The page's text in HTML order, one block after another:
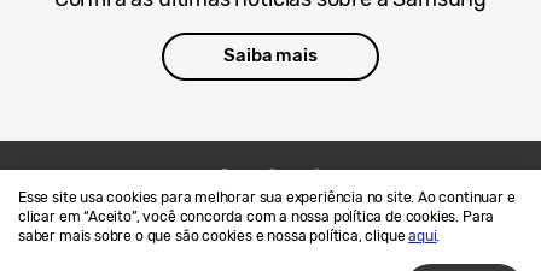
Esse site usa cookies para melhorar sua experiência no site. Ao continuar e
clicar em “Aceito”, você concorda com a nossa política de cookies. Para
saber mais sobre o que são cookies e nossa política, cliqueaqui.
Saiba mais
Contato
SAMSUNG.COM
Termos de Uso
Privacidade e Cookies